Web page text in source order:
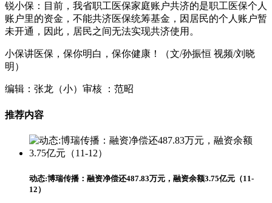
锐小保：目前，我省职工医保家庭账户共济的是职工医保个人
账户里的资金，不能共济医保统筹基金，因居民的个人账户暂
未开通，因此，居民之间无法实现共济使用。
小保讲医保，保你明白，保你健康！（文/孙振恒 视频/刘晓
明）
编辑：张龙（小）审核 ：范昭
推荐内容
动态:博瑞传播：融资净偿还487.83万元，融资余额3.75亿元（11-
12）